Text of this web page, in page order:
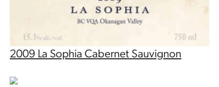
2009 La Sophia Cabernet Sauvignon